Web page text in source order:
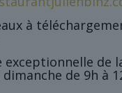
à
exceptionnelle de
de 9h à